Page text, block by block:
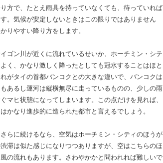
方で、たとえ雨具を持っていなくても、待っていれば
。気候が安定しないときはこの限りではありません
りやすい降り方をします。
ゴン川が近くに流れているせいか、ホーチミン・シテ
く、かなり激しく降ったとしても冠水することはほと
がタイの首都バンコクとの大きな違いで、バンコクは
あるし運河は縦横無尽に走っているものの、少しの雨
マヒ状態になってしまいます。この点だけを見れば、
かなり進歩的に造られた都市と言えるでしょう。
らに続けるなら、空気はホーチミン・シティのほうが
滞は似た感じになりつつありますが、空はこちらのほ
の流れもあります。さわやかかと問われれば難しいで